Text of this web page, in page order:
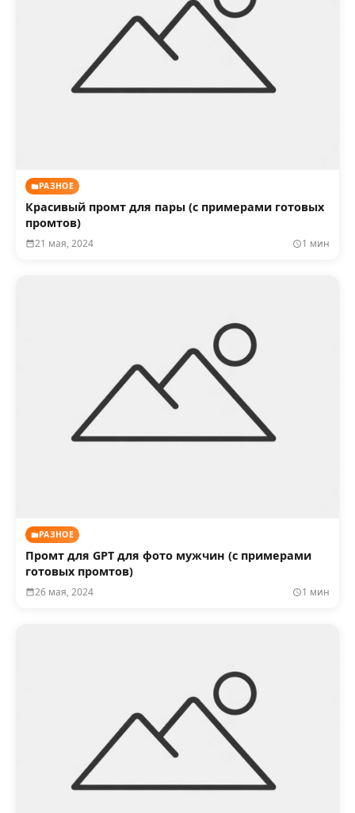
РАЗНОЕ
Красивый промт для пары (с примерами готовых
промтов)
21 мая, 2024 1 мин
РАЗНОЕ
Промт для GPT для фото мужчин (с примерами
готовых промтов)
26 мая, 2024 1 мин